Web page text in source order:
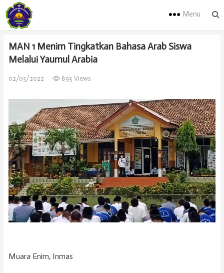
Menu
MAN 1 Menim Tingkatkan Bahasa Arab Siswa
Melalui Yaumul Arabia
02/03/2022 895 Views
Muara Enim, Inmas